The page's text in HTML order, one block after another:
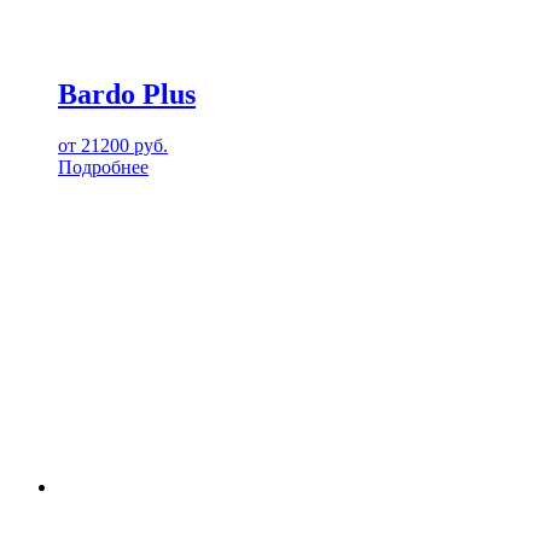
Bardo Plus
от 21200 руб.
Подробнее